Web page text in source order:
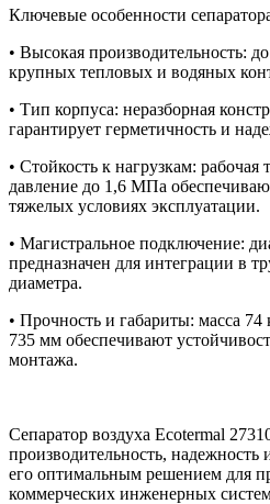
Ключевые особенности
• Высокая производительность:
крупных тепловых и водяных
• Тип корпуса: неразборная
гарантирует герметичность и
• Стойкость к нагрузкам: рабочая
давление до 1,6 МПа
тяжелых условиях эксплуатации.
• Магистральное подключение:
предназначен для интеграции в
диаметра.
• Прочность и габариты: масса
735 мм обеспечивают
монтажа.
Сепаратор воздуха Ecotermal
производительность, надежность
его оптимальным решением для
коммерческих инженерных